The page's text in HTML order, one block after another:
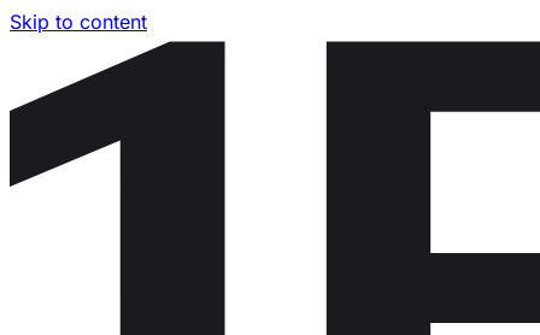
Skip to content